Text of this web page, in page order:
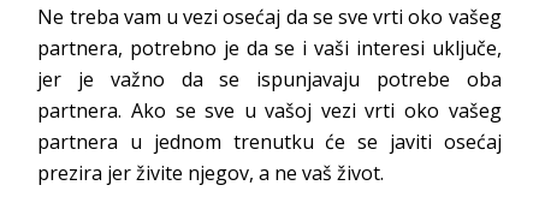
Ne treba vam u vezi osećaj da se sve vrti oko vašeg
partnera, potrebno je da se i vaši interesi uključe,
jer je važno da se ispunjavaju potrebe oba
partnera. Ako se sve u vašoj vezi vrti oko vašeg
partnera u jednom trenutku će se javiti osećaj
prezira jer živite njegov, a ne vaš život.